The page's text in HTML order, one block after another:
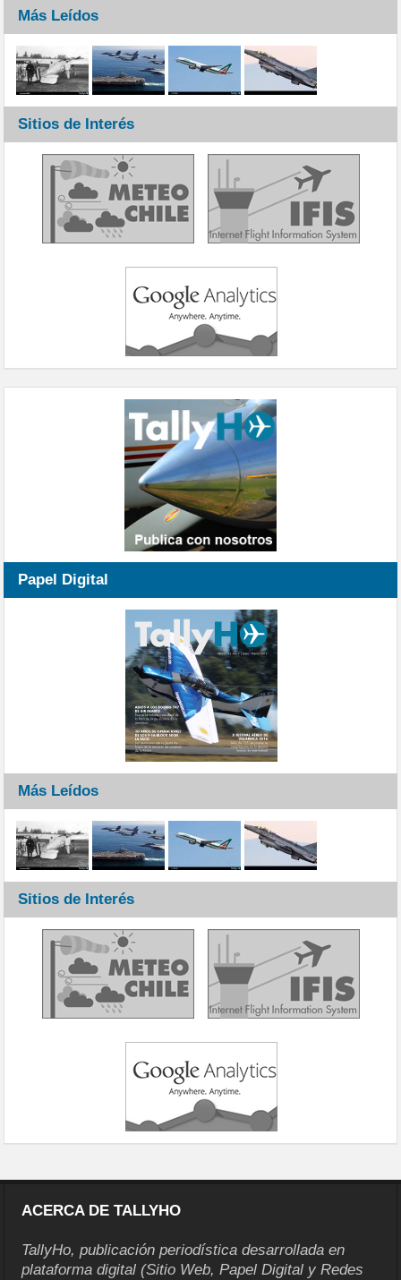
Más Leídos
Sitios de Interés
Papel Digital
Más Leídos
Sitios de Interés
ACERCA DE TALLYHO
TallyHo, publicación periodística desarrollada en
plataforma digital (Sitio Web, Papel Digital y Redes